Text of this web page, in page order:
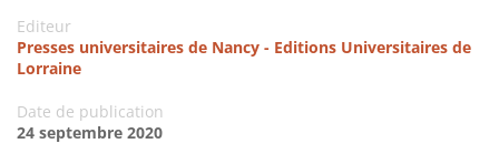
Editeur
Presses universitaires de Nancy - Editions Universitaires de
Lorraine
Date de publication
24 septembre 2020